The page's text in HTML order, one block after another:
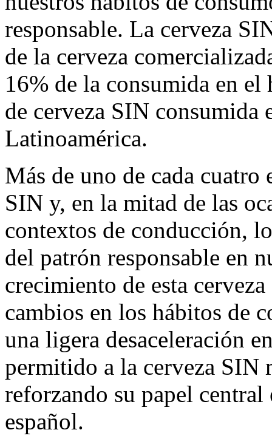
responsable. La cerveza
de la cerveza
16% de la consumida en
de cerveza SIN consumida
Latinoamérica.
Más de uno de cada cuatro
SIN y, en la mitad de las
contextos de conducción,
del patrón responsable en
crecimiento de esta
cambios en los hábitos de
una ligera desaceleración
permitido a la cerveza SIN
reforzando su papel
español.